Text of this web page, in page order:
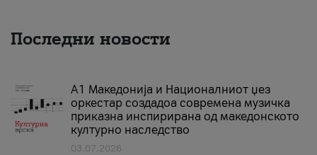
Последни новости
А1 Македонија и Националниот џез
оркестар создадоа современа музичка
приказна инспирирана од македонското
културно наследство
03.07.2026